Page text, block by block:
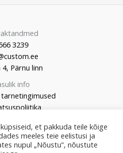
3239
4, Pärnu linn
info
et pakkuda teile kõige
meeles teie eelistusi ja
nupul „Nõustu”, nõustute